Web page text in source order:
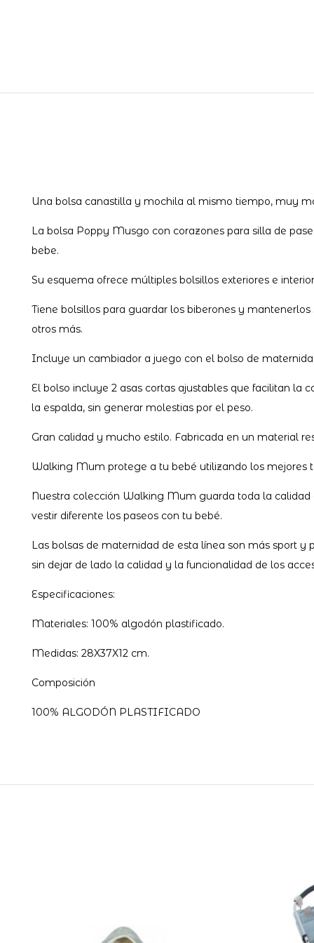
Una bolsa canastilla y mochila al mismo tiempo, muy
La bolsa Poppy Musgo con corazones para silla de
bebe.
Su esquema ofrece múltiples bolsillos exteriores e
Tiene bolsillos para guardar los biberones y
otros más.
Incluye un cambiador a juego con el bolso de
El bolso incluye 2 asas cortas ajustables que facilitan la
la espalda, sin generar molestias por el peso.
Gran calidad y mucho estilo. Fabricada en un material
Walking Mum protege a tu bebé utilizando los mejores
Nuestra colección Walking Mum guarda toda la
vestir diferente los paseos con tu bebé.
Las bolsas de maternidad de esta línea son más sport
sin dejar de lado la calidad y la funcionalidad de los
Especificaciones:
Materiales: 100% algodón plastificado.
Medidas: 28X37X12 cm.
Composición
100% ALGODÓN PLASTIFICADO